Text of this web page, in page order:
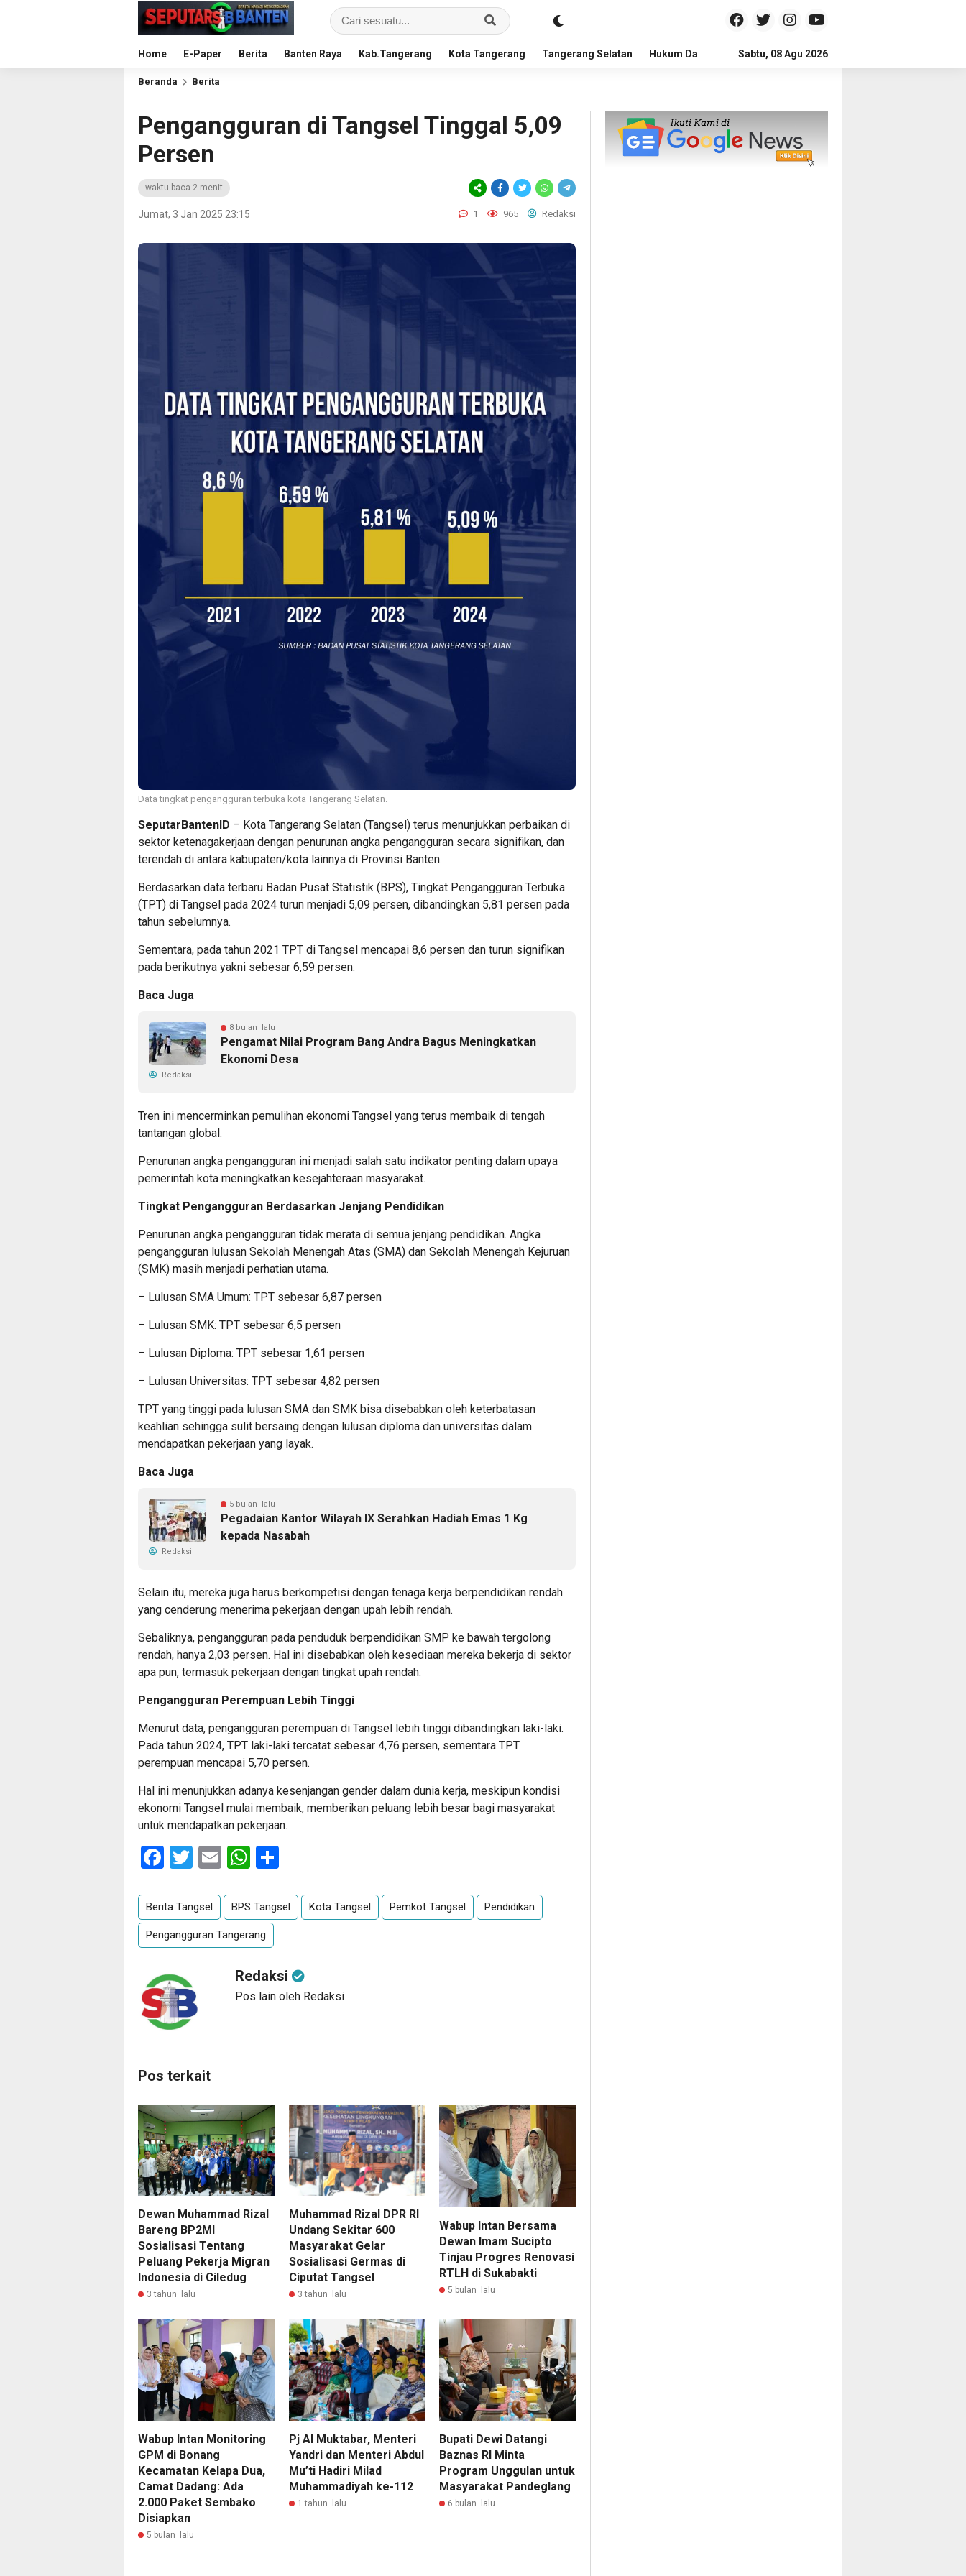
Home E-Paper Berita Banten Raya Kab.Tangerang Kota Tangerang Tangerang Selatan Hukum Dan Kriminal Politik Pendidikan
Sabtu, 08 Agu 2026
Beranda Berita
Pengangguran di Tangsel Tinggal 5,09
Persen
waktu baca 2 menit
Jumat, 3 Jan 2025 23:15 1 965 Redaksi
Data tingkat pengangguran terbuka kota Tangerang Selatan.
SeputarBantenID – Kota Tangerang Selatan (Tangsel) terus menunjukkan perbaikan di
sektor ketenagakerjaan dengan penurunan angka pengangguran secara signifikan, dan
terendah di antara kabupaten/kota lainnya di Provinsi Banten.
Berdasarkan data terbaru Badan Pusat Statistik (BPS), Tingkat Pengangguran Terbuka
(TPT) di Tangsel pada 2024 turun menjadi 5,09 persen, dibandingkan 5,81 persen pada
tahun sebelumnya.
Sementara, pada tahun 2021 TPT di Tangsel mencapai 8,6 persen dan turun signifikan
pada berikutnya yakni sebesar 6,59 persen.
Baca Juga
8 bulan lalu
Pengamat Nilai Program Bang Andra Bagus Meningkatkan
Ekonomi Desa
Redaksi
Tren ini mencerminkan pemulihan ekonomi Tangsel yang terus membaik di tengah
tantangan global.
Penurunan angka pengangguran ini menjadi salah satu indikator penting dalam upaya
pemerintah kota meningkatkan kesejahteraan masyarakat.
Tingkat Pengangguran Berdasarkan Jenjang Pendidikan
Penurunan angka pengangguran tidak merata di semua jenjang pendidikan. Angka
pengangguran lulusan Sekolah Menengah Atas (SMA) dan Sekolah Menengah Kejuruan
(SMK) masih menjadi perhatian utama.
– Lulusan SMA Umum: TPT sebesar 6,87 persen
– Lulusan SMK: TPT sebesar 6,5 persen
– Lulusan Diploma: TPT sebesar 1,61 persen
– Lulusan Universitas: TPT sebesar 4,82 persen
TPT yang tinggi pada lulusan SMA dan SMK bisa disebabkan oleh keterbatasan
keahlian sehingga sulit bersaing dengan lulusan diploma dan universitas dalam
mendapatkan pekerjaan yang layak.
Baca Juga
5 bulan lalu
Pegadaian Kantor Wilayah IX Serahkan Hadiah Emas 1 Kg
kepada Nasabah
Redaksi
Selain itu, mereka juga harus berkompetisi dengan tenaga kerja berpendidikan rendah
yang cenderung menerima pekerjaan dengan upah lebih rendah.
Sebaliknya, pengangguran pada penduduk berpendidikan SMP ke bawah tergolong
rendah, hanya 2,03 persen. Hal ini disebabkan oleh kesediaan mereka bekerja di sektor
apa pun, termasuk pekerjaan dengan tingkat upah rendah.
Pengangguran Perempuan Lebih Tinggi
Menurut data, pengangguran perempuan di Tangsel lebih tinggi dibandingkan laki-laki.
Pada tahun 2024, TPT laki-laki tercatat sebesar 4,76 persen, sementara TPT
perempuan mencapai 5,70 persen.
Hal ini menunjukkan adanya kesenjangan gender dalam dunia kerja, meskipun kondisi
ekonomi Tangsel mulai membaik, memberikan peluang lebih besar bagi masyarakat
untuk mendapatkan pekerjaan.
Facebook
Twitter
EmailWhatsApp
Berita Tangsel BPS Tangsel Kota Tangsel Pemkot Tangsel Pendidikan
Pengangguran Tangerang
Redaksi
Pos lain oleh Redaksi
Pos terkait
Dewan Muhammad Rizal
Bareng BP2MI
Sosialisasi Tentang
Peluang Pekerja Migran
Indonesia di Ciledug
3 tahun lalu
Muhammad Rizal DPR RI
Undang Sekitar 600
Masyarakat Gelar
Sosialisasi Germas di
Ciputat Tangsel
3 tahun lalu
Wabup Intan Bersama
Dewan Imam Sucipto
Tinjau Progres Renovasi
RTLH di Sukabakti
5 bulan lalu
Wabup Intan Monitoring
GPM di Bonang
Kecamatan Kelapa Dua,
Camat Dadang: Ada
2.000 Paket Sembako
Disiapkan
5 bulan lalu
Pj Al Muktabar, Menteri
Yandri dan Menteri Abdul
Mu’ti Hadiri Milad
Muhammadiyah ke-112
1 tahun lalu
Bupati Dewi Datangi
Baznas RI Minta
Program Unggulan untuk
Masyarakat Pandeglang
6 bulan lalu